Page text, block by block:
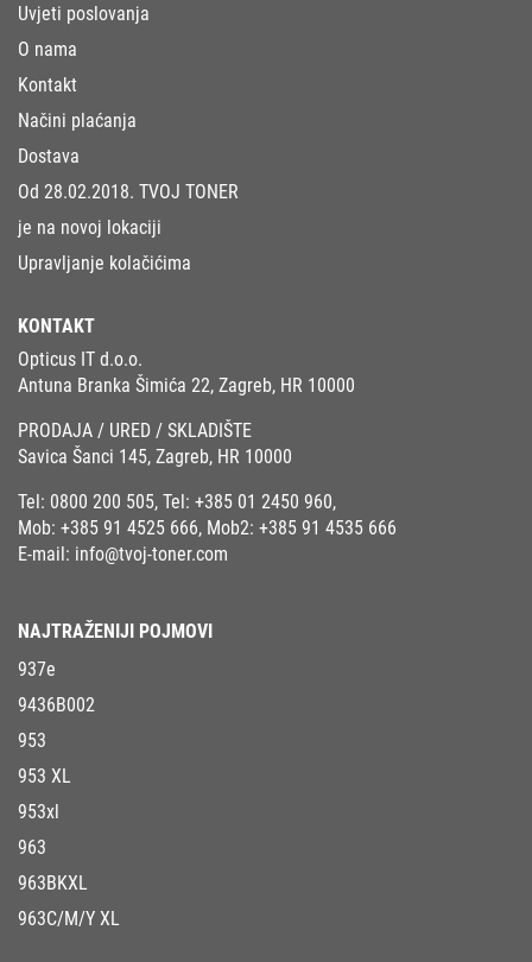
Uvjeti poslovanja
O nama
Kontakt
Načini plaćanja
Dostava
Od 28.02.2018. TVOJ TONER
je na novoj lokaciji
Upravljanje kolačićima
KONTAKT
Opticus IT d.o.o.
Antuna Branka Šimića 22, Zagreb, HR 10000
PRODAJA / URED / SKLADIŠTE
Savica Šanci 145, Zagreb, HR 10000
Tel: 0800 200 505, Tel: +385 01 2450 960,
Mob: +385 91 4525 666, Mob2: +385 91 4535 666
E-mail: info@tvoj-toner.com
NAJTRAŽENIJI POJMOVI
937e
9436B002
953
953 XL
953xl
963
963BKXL
963C/M/Y XL